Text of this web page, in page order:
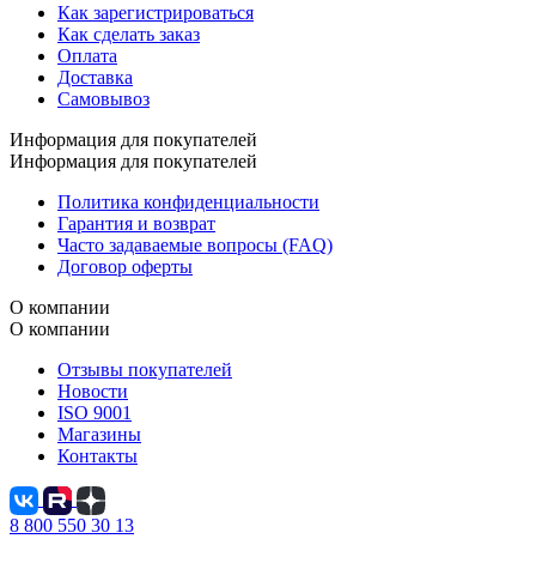
Как зарегистрироваться
Как сделать заказ
Оплата
Доставка
Самовывоз
Информация для покупателей
Информация для покупателей
Политика конфиденциальности
Гарантия и возврат
Часто задаваемые вопросы (FAQ)
Договор оферты
О компании
О компании
Отзывы покупателей
Новости
ISO 9001
Магазины
Контакты
8 800 550 30 13